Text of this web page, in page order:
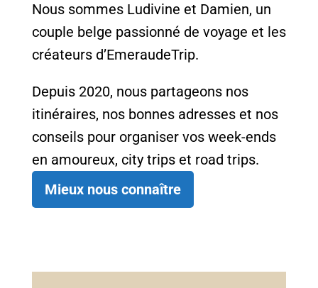
Nous sommes Ludivine et Damien, un
couple belge passionné de voyage et les
créateurs d’EmeraudeTrip.
Depuis 2020, nous partageons nos
itinéraires, nos bonnes adresses et nos
conseils pour organiser vos week-ends
en amoureux, city trips et road trips.
Mieux nous connaître